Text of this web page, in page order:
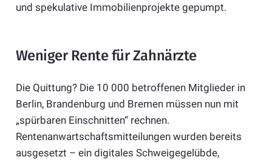
und spekulative Immobilienprojekte gepumpt.
Weniger Rente für Zahnärzte
Die Quittung? Die 10 000 betroffenen Mitglieder in
Berlin, Brandenburg und Bremen müssen nun mit
„spürbaren Einschnitten“ rechnen.
Rentenanwartschaftsmitteilungen wurden bereits
ausgesetzt – ein digitales Schweigegelübde,